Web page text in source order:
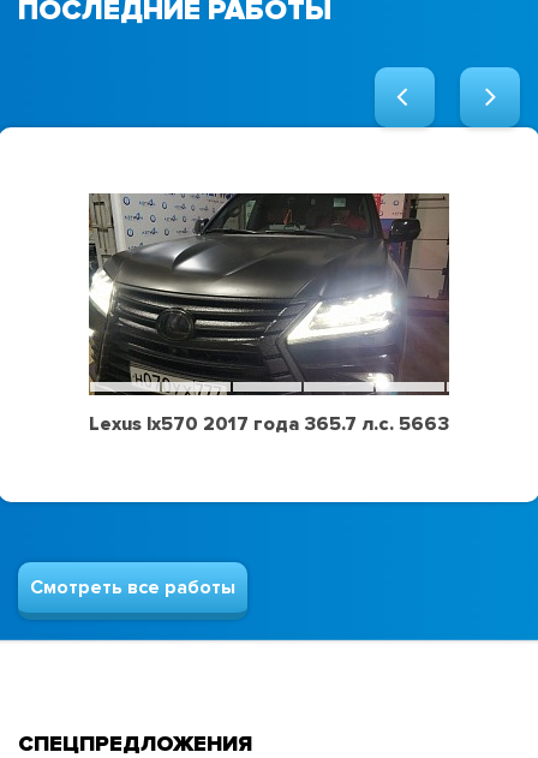
ПОСЛЕДНИЕ РАБОТЫ
Lexus lx570 2017 года 365.7 л.с. 5663
Смотреть все работы
СПЕЦПРЕДЛОЖЕНИЯ